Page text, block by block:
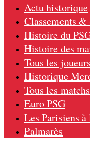
Actu historique
Classements
Histoire du
Histoire des
Tous les joueurs
Historique
Tous les matchs
Euro PSG
Les Parisiens
Palmarès